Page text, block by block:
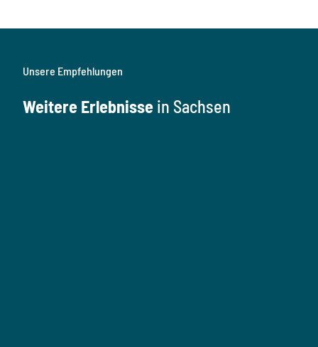
Unsere Empfehlungen
Weitere Erlebnisse in Sachsen